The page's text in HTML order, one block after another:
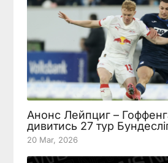
Анонс Лейпциг –
дивитись 27 тур
20 Mar, 2026